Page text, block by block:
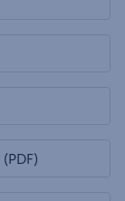
(PDF)